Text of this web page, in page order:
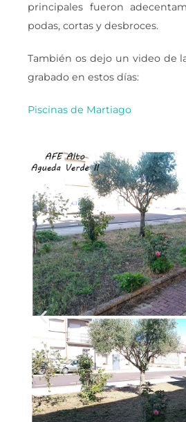
principales fueron
podas, cortas y desbroces.
También os dejo un video de
grabado en estos días:
Piscinas de Martiago